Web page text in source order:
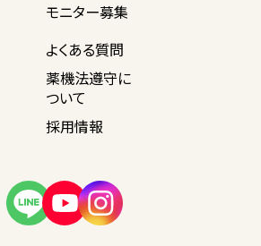
モニター募集
よくある質問
薬機法遵守に
ついて
採用情報